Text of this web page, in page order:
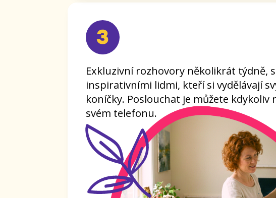
Přístup k databázi více než 20 online kurzů
DrawPlanet v celkové hodnotě přes 70 000 Kč –
pro vaši tvorbu i její prodej.